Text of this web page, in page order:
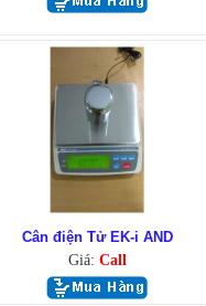
Cân điện Tử EK-i AND
Giá: Call